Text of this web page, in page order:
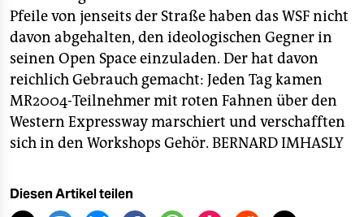
Pfeile von jenseits der Straße haben das WSF nicht
davon abgehalten, den ideologischen Gegner in
seinen Open Space einzuladen. Der hat davon
reichlich Gebrauch gemacht: Jeden Tag kamen
MR2004-Teilnehmer mit roten Fahnen über den
Western Expressway marschiert und verschafften
sich in den Workshops Gehör. BERNARD IMHASLY
Diesen Artikel teilen